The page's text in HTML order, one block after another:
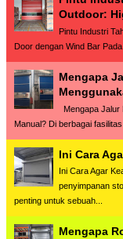
Outdoor:
Pintu Industri
Door dengan Wind Bar
Mengapa
Mengapa Jalur
Manual? Di berbagai
Ini Cara
Ini Cara Agar
penyimpanan
penting untuk sebuah...
Mengapa